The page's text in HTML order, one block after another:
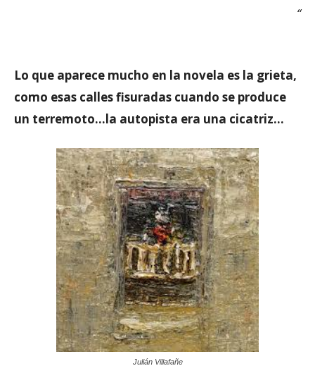
“
Lo que aparece mucho en la novela es la grieta,
como esas calles fisuradas cuando se produce
un terremoto…la autopista era una cicatriz…
Julián Villafañe